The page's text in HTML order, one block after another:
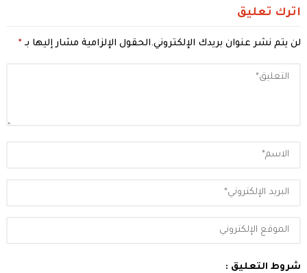
اترك تعليق
لن يتم نشر عنوان بريدك الإلكتروني.الحقول الإلزامية مشار إليها بـ *
شروط التعليق :